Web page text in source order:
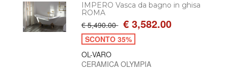
IMPERO Vasca da bagno in ghisa
ROMA
€ 5,490.00 € 3,582.00
SCONTO 35%
OL-VARO
CERAMICA OLYMPIA